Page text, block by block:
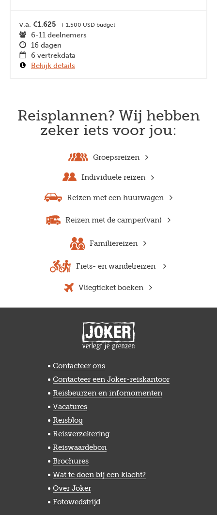
v.a. €1.625 + 1.500 USD budget
6-11 deelnemers
16 dagen
6 vertrekdata
Bekijk details
Reisplannen? Wij hebben
zeker iets voor jou:
Groepsreizen
Individuele reizen
Reizen met een huurwagen
Reizen met de camper(van)
Familiereizen
Fiets- en wandelreizen
Vliegticket boeken
Contacteer ons
Contacteer een Joker-reiskantoor
Reisbeurzen en infomomenten
Vacatures
Reisblog
Reisverzekering
Reiswaardebon
Brochures
Wat te doen bij een klacht?
Over Joker
Fotowedstrijd